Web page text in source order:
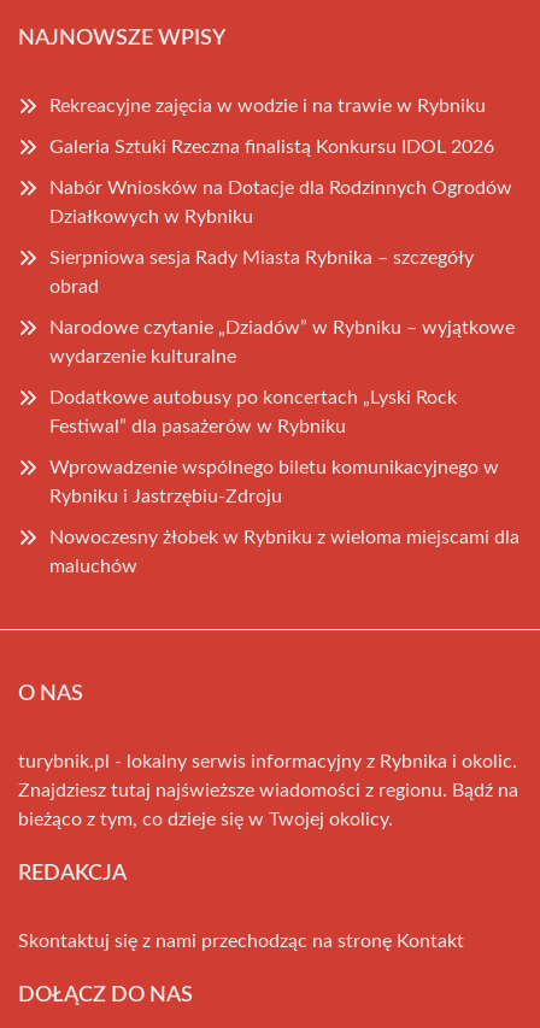
NAJNOWSZE WPISY
Rekreacyjne zajęcia w wodzie i na trawie w Rybniku
Galeria Sztuki Rzeczna finalistą Konkursu IDOL 2026
Nabór Wniosków na Dotacje dla Rodzinnych Ogrodów
Działkowych w Rybniku
Sierpniowa sesja Rady Miasta Rybnika – szczegóły
obrad
Narodowe czytanie „Dziadów” w Rybniku – wyjątkowe
wydarzenie kulturalne
Dodatkowe autobusy po koncertach „Lyski Rock
Festiwal” dla pasażerów w Rybniku
Wprowadzenie wspólnego biletu komunikacyjnego w
Rybniku i Jastrzębiu-Zdroju
Nowoczesny żłobek w Rybniku z wieloma miejscami dla
maluchów
O NAS
turybnik.pl - lokalny serwis informacyjny z Rybnika i okolic.
Znajdziesz tutaj najświeższe wiadomości z regionu. Bądź na
bieżąco z tym, co dzieje się w Twojej okolicy.
REDAKCJA
Skontaktuj się z nami przechodząc na stronę Kontakt
DOŁĄCZ DO NAS